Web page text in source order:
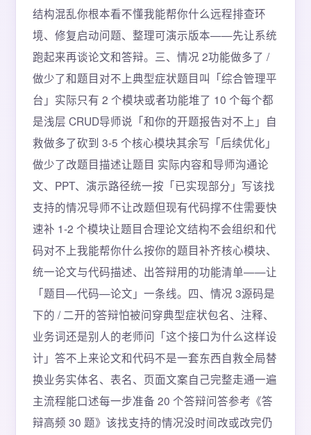
结构混乱你根本看不懂我能帮你什么远程排查环
境、修复启动问题、整理可演示版本——先让系统
跑起来再谈论文和答辩。三、情况 2功能做多了 /
做少了和题目对不上典型症状题目叫「综合管理平
台」实际只有 2 个模块或者功能堆了 10 个每个都
是浅层 CRUD导师说「和你的开题报告对不上」自
救做多了砍到 3-5 个核心模块其余写「后续优化」
做少了改题目描述让题目 实际内容和导师沟通论
文、PPT、演示路径统一按「已实现部分」写该找
支持的情况导师不让改题但现有代码撑不住需要快
速补 1-2 个模块让题目合理论文结构不会组织和代
码对不上我能帮你什么按你的题目补齐核心模块、
统一论文与代码描述、出答辩用的功能清单——让
「题目—代码—论文」一条线。四、情况 3源码是
下的 / 二开的答辩怕被问穿典型症状包名、注释、
业务词还是别人的老师问「这个接口为什么这样设
计」答不上来论文和代码不是一套东西自救全局替
换业务实体名、表名、页面文案自己完整走通一遍
主流程能口述每一步准备 20 个答辩问答参考《答
辩高频 30 题》该找支持的情况没时间改或改完仍